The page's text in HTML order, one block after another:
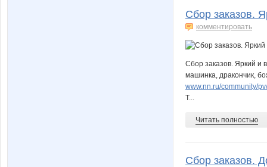
Сбор заказов.
комментировать
Сбор заказов. Яркий и
машинка, дракончик,
www.nn.ru/community/
Т...
Читать полностью
Сбор заказов.